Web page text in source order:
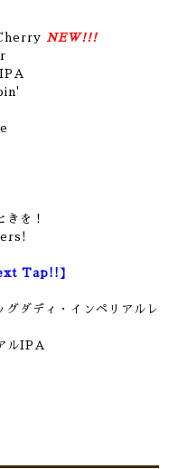
NEW!!!
きを！
Tap!!】
ダディ・インペリアルレ
ルIPA